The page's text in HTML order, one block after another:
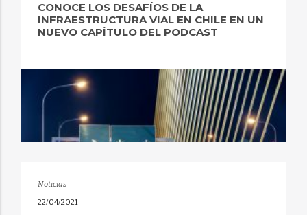
CONOCE LOS DESAFÍOS DE LA
INFRAESTRUCTURA VIAL EN CHILE EN UN
NUEVO CAPÍTULO DEL PODCAST
Noticias
22/04/2021